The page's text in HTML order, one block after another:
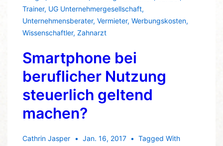
Trainer, UG Unternehmergesellschaft,
Unternehmensberater, Vermieter, Werbungskosten,
Wissenschaftler, Zahnarzt
Smartphone bei
beruflicher Nutzung
steuerlich geltend
machen?
Cathrin Jasper Jan. 16, 2017
Tagged With